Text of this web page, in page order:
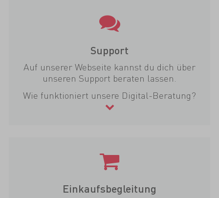
Support
Auf unserer Webseite kannst du dich über
unseren Support beraten lassen.
Wie funktioniert unsere Digital-Beratung?
Einkaufsbegleitung